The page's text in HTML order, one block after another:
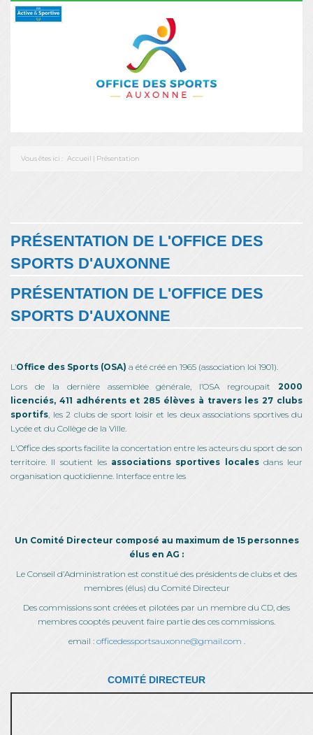
Vous êtes ici : Accueil | Présentation
PRÉSENTATION DE L'OFFICE DES
SPORTS D'AUXONNE
PRÉSENTATION DE L'OFFICE DES
SPORTS D'AUXONNE
L’Office des Sports (OSA) a été créé en 1965 (association loi 1901).
Lors de la dernière assemblée générale, l’OSA regroupait 2000
licenciés, 411 adhérents et 285 élèves à travers les 27 clubs
sportifs , les 2 clubs de sport loisir et les deux associations sportives du
Lycée et du Collège de la Ville.
L'Office des sports facilite la concertation entre les acteurs du sport de son
territoire. Il soutient les associations sportives localesdans leur
organisation quotidienne. Interface entre les
Un Comité Directeur composé au maximum de 15 personnes
élus en AG :
Le Conseil d’Administration est constitué des présidents de clubs et des
membres (élus) du Comité Directeur
Des commissions sont créées et pilotées par un membre du CD, des
membres cooptés peuvent faire partie des ces commissions.
email : officedessportsauxonne@gmail.com
COMITÉ DIRECTEUR